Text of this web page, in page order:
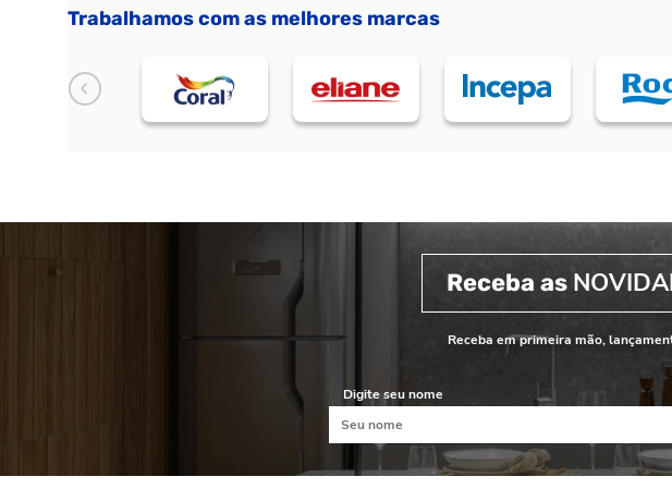
Trabalhamos com as melhores marcas
Receba as
Receba em primeira mão,
Digite seu nome